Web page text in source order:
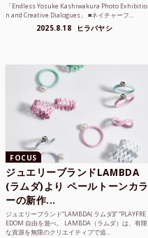
「Endless Yosuke Kashiwakura Photo Exhibitio
n and Creative Dialogues」 ■ネイチャーフ...
2025.8.18 ヒラバヤシ
FOCUS
ジュエリーブランドLAMBDA
(ラムダ)より ペールトーンカラ
ーの新作...
ジュエリーブランド“LAMBDA( ラムダ))” “PLAYFRE
EDOM 自由を遊べ。 LAMBDA（ラムダ）は、有限
な資源を無限のクリエイティブで追...